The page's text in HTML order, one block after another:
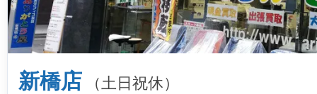
新橋店 （土日祝休）